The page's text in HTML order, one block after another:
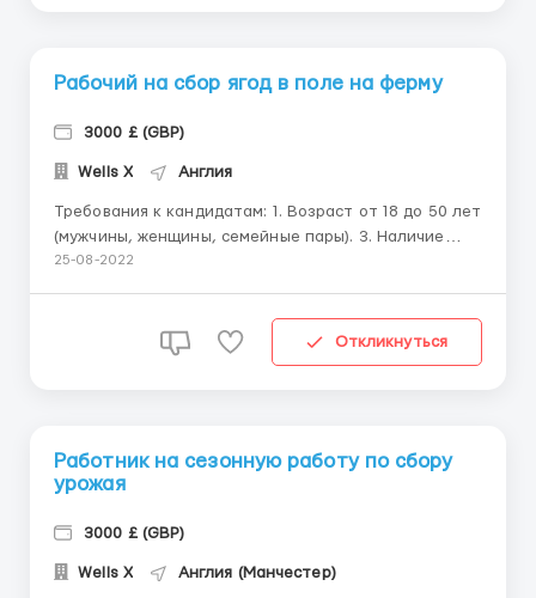
Рабочий на сбор ягод в поле на ферму
3000 £ (GBP)
Wells X Англия
Требования к кандидатам: 1. Возраст от 18 до 50 лет
(мужчины, женщины, семейные пары). 3. Наличие
заграничного паспорта, который действителен ещё
физический труд в поле при разных погодных
25-08-2022
Откликнуться
Работник на сезонную работу по сбору
урожая
3000 £ (GBP)
Wells X Англия (Манчестер)